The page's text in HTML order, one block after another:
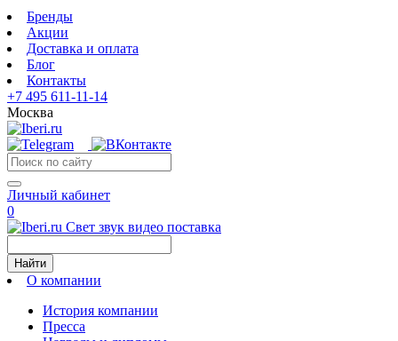
Бренды
Акции
Доставка и оплата
Блог
Контакты
+7 495 611-11-14
Москва
Личный кабинет
0
Свет звук видео поставка
Найти
О компании
История компании
Пресса